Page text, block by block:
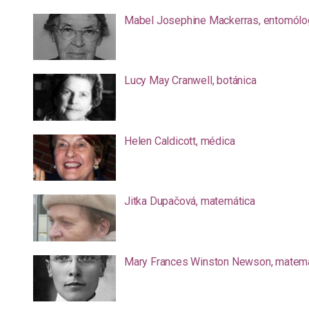
Mabel Josephine Mackerras,
Lucy May Cranwell, botánica
Helen Caldicott, médica
Jitka Dupačová, matemática
Mary Frances Winston Newson,